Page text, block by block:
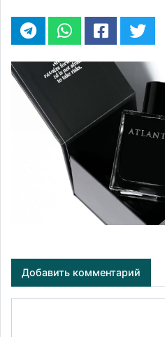
Добавить комментарий